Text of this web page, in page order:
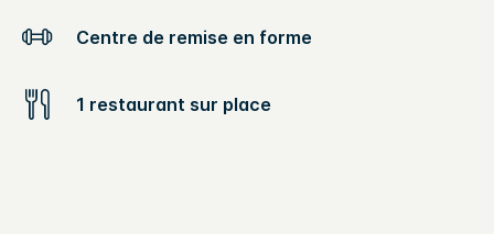
Centre de remise en forme
1 restaurant sur place